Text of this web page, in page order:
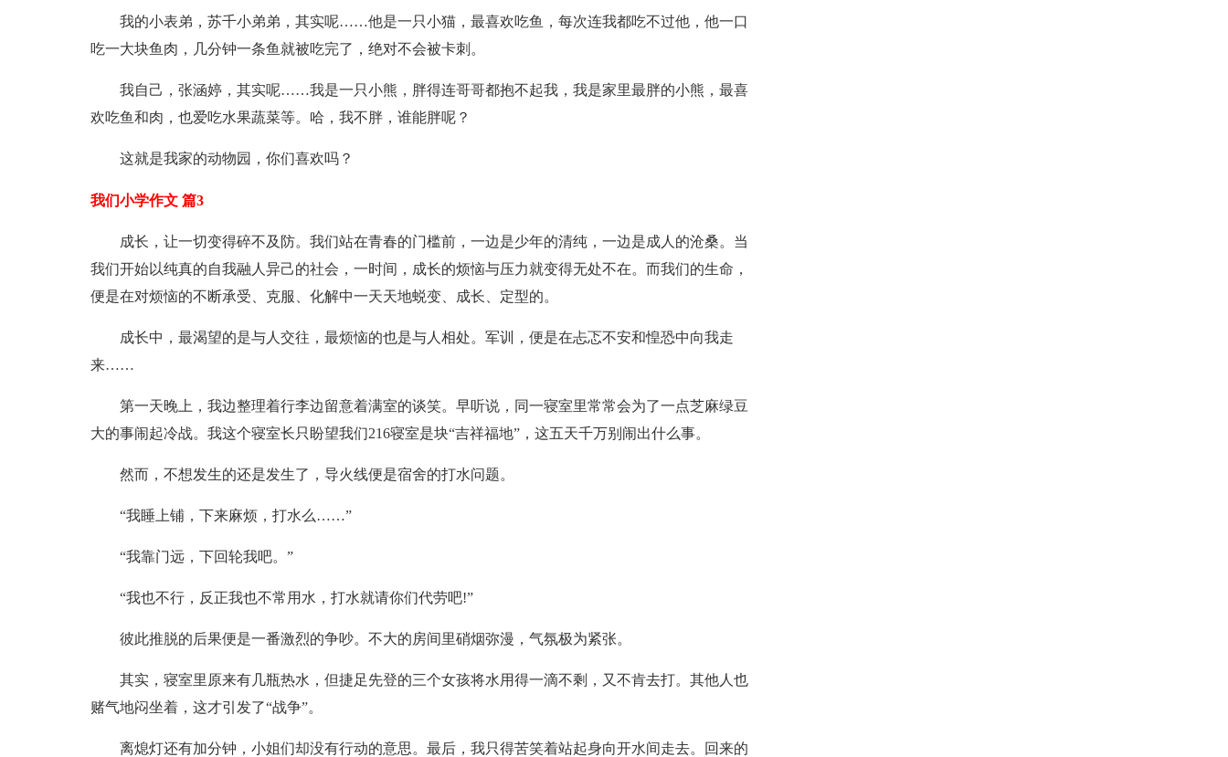
我的小表弟，苏千小弟弟，其实呢……他是一只小猫，最喜欢吃鱼，每次连我都吃不过他，他一口
吃一大块鱼肉，几分钟一条鱼就被吃完了，绝对不会被卡刺。
我自己，张涵婷，其实呢……我是一只小熊，胖得连哥哥都抱不起我，我是家里最胖的小熊，最喜
欢吃鱼和肉，也爱吃水果蔬菜等。哈，我不胖，谁能胖呢？
这就是我家的动物园，你们喜欢吗？
我们小学作文 篇3
成长，让一切变得碎不及防。我们站在青春的门槛前，一边是少年的清纯，一边是成人的沧桑。当
我们开始以纯真的自我融人异己的社会，一时间，成长的烦恼与压力就变得无处不在。而我们的生命，
便是在对烦恼的不断承受、克服、化解中一天天地蜕变、成长、定型的。
成长中，最渴望的是与人交往，最烦恼的也是与人相处。军训，便是在忐忑不安和惶恐中向我走
来……
第一天晚上，我边整理着行李边留意着满室的谈笑。早听说，同一寝室里常常会为了一点芝麻绿豆
大的事闹起冷战。我这个寝室长只盼望我们216寝室是块“吉祥福地”，这五天千万别闹出什么事。
然而，不想发生的还是发生了，导火线便是宿舍的打水问题。
“我睡上铺，下来麻烦，打水么……”
“我靠门远，下回轮我吧。”
“我也不行，反正我也不常用水，打水就请你们代劳吧!”
彼此推脱的后果便是一番激烈的争吵。不大的房间里硝烟弥漫，气氛极为紧张。
其实，寝室里原来有几瓶热水，但捷足先登的三个女孩将水用得一滴不剩，又不肯去打。其他人也
赌气地闷坐着，这才引发了“战争”。
离熄灯还有加分钟，小姐们却没有行动的意思。最后，我只得苦笑着站起身向开水间走去。回来的